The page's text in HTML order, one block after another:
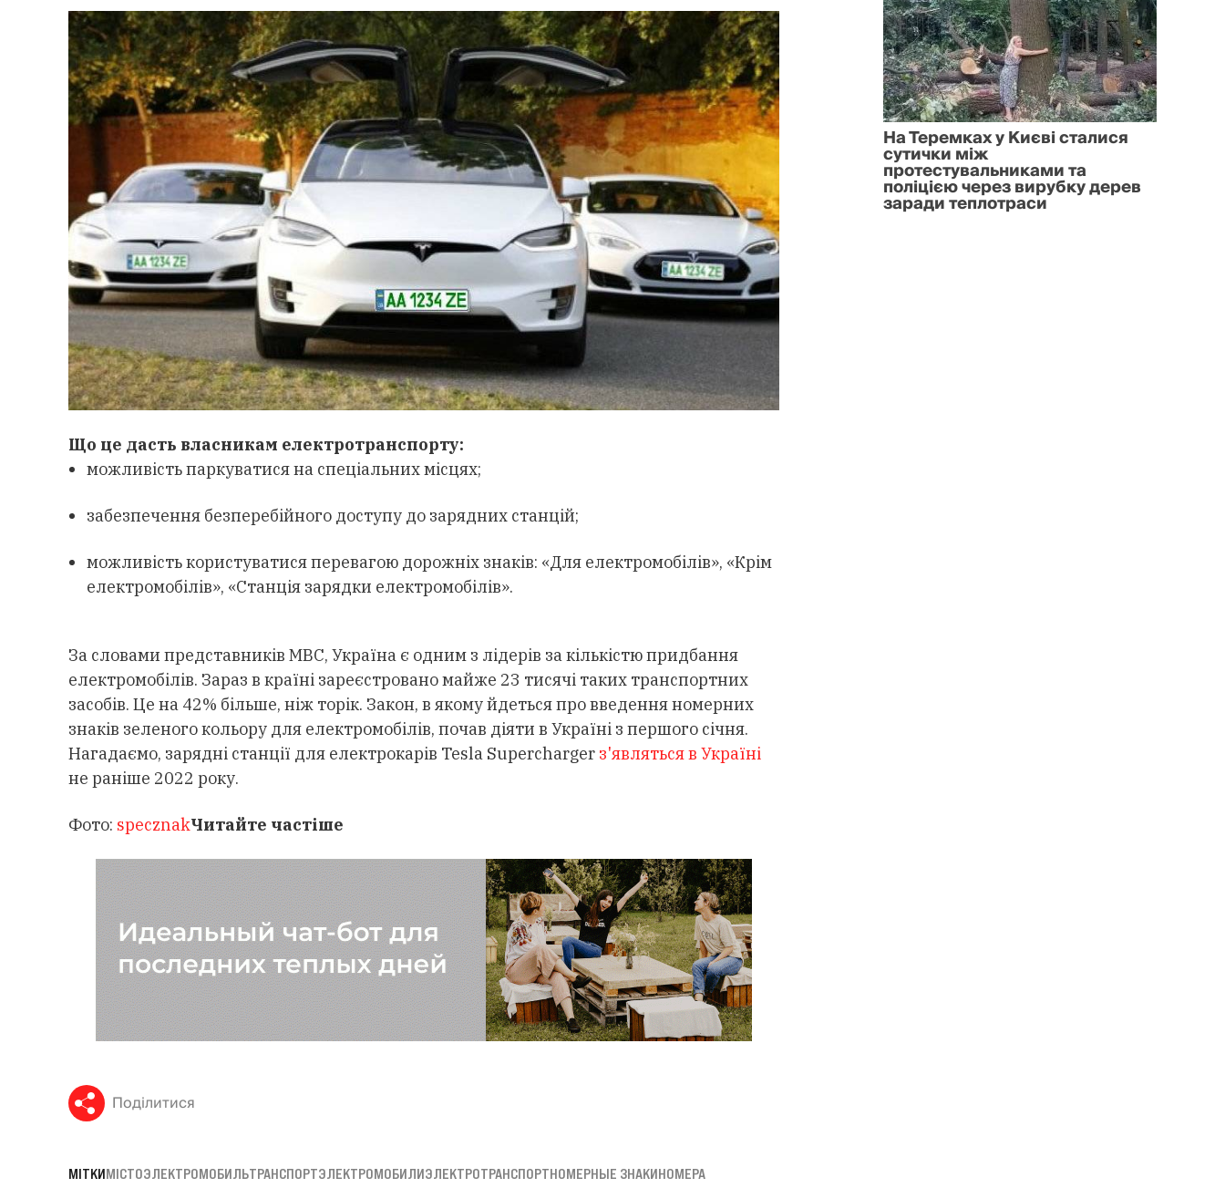
Що це дасть власникам електротранспорту:
можливість паркуватися на спеціальних місцях;
забезпечення безперебійного доступу до зарядних станцій;
можливість користуватися перевагою дорожніх знаків: «Для електромобілів», «Крім
електромобілів», «Станція зарядки електромобілів».
За словами представників МВС, Україна є одним з лідерів за кількістю придбання
електромобілів. Зараз в країні зареєстровано майже 23 тисячі таких транспортних
засобів. Це на 42% більше, ніж торік. Закон, в якому йдеться про введення номерних
знаків зеленого кольору для електромобілів, почав діяти в Україні з першого січня.
Нагадаємо, зарядні станції для електрокарів Tesla Supercharger з'являться в Україні
не раніше 2022 року.
Фото: specznakЧитайте частіше
Поділитися
МІТКИМІСТОЭЛЕКТРОМОБИЛЬТРАНСПОРТЭЛЕКТРОМОБИЛИЭЛЕКТРОТРАНСПОРТНОМЕРНЫЕ ЗНАКИНОМЕРА
На Теремках у Києві сталися
сутички між
протестувальниками та
поліцією через вирубку дерев
заради теплотраси